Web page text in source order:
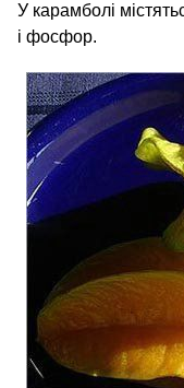
У карамболі
і фосфор.